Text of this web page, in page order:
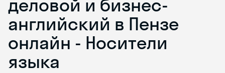
деловой и бизнес-
английский в Пензе
онлайн - Носители
языка
Skyeng Chat